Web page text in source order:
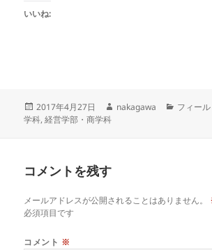
いいね:
投
稿
2017年4月27日
作
nakagawa
カ
フィー
学科,経営学部・商学科
コメントを残す
メールアドレスが公開されることはありません。
必須項目です
コメント ※